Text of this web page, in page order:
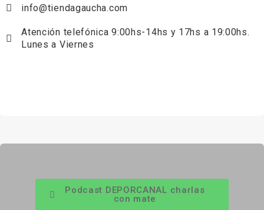
info@tiendagaucha.com
Atención telefónica 9:00hs-14hs y 17hs a 19:00hs.
Lunes a Viernes
Podcast DEPORCANAL charlas
con mate